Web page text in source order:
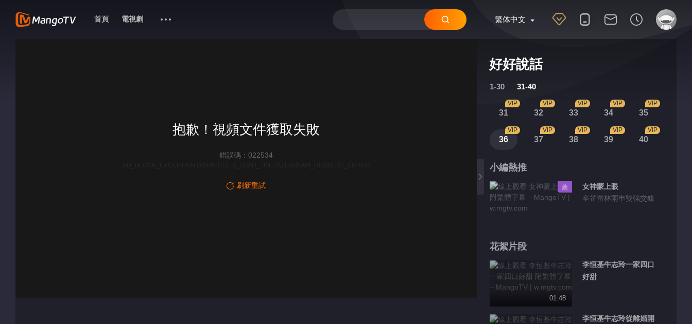
繁体中文
首頁 電視劇
好好說話
1-30 31-40
31
VIP
32
VIP
33
VIP
34
VIP
35
VIP
36
VIP
37
VIP
38
VIP
39
VIP
40
VIP
小編熱推
薦
女神蒙上眼
辛芷蕾林雨申雙強交鋒
花絮片段
01:48
李恒基牛志玲一家四口
好甜
李恒基牛志玲從離婚開
抱歉！視頻文件獲取失敗
錯誤碼：022534
刷新重試